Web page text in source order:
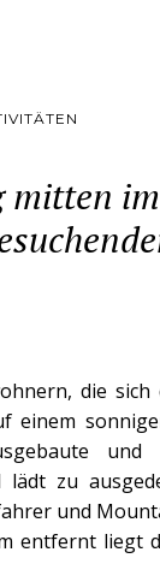
mitten
die
einem
und
zu
und
entfernt liegt